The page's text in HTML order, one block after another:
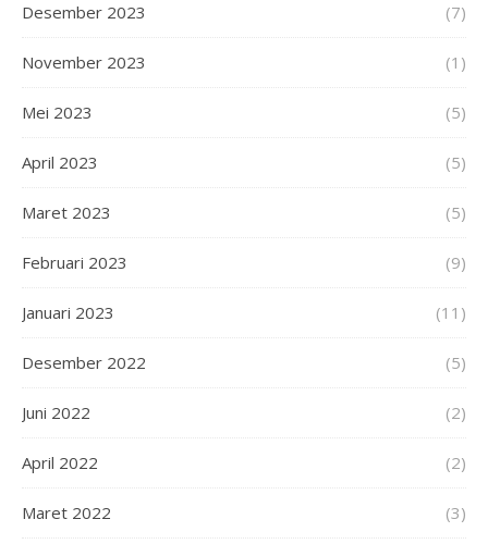
Desember 2023 (7)
November 2023 (1)
Mei 2023 (5)
April 2023 (5)
Maret 2023 (5)
Februari 2023 (9)
Januari 2023 (11)
Desember 2022 (5)
Juni 2022 (2)
April 2022 (2)
Maret 2022 (3)